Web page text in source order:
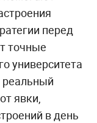
перед
точные
университета
реальный
явки,
в день